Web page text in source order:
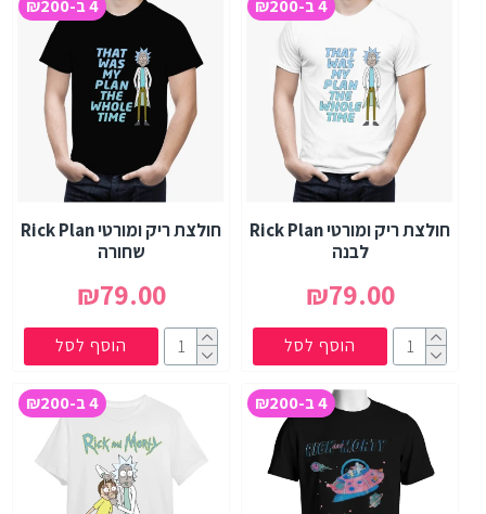
4 ב-₪200
חולצת ריק ומורטי Rick Plan
לבנה
₪79.00
הוסף לסל
4 ב-₪200
חולצת ריק ומורטי Rick Plan
שחורה
₪79.00
הוסף לסל
4 ב-₪200 4 ב-₪200